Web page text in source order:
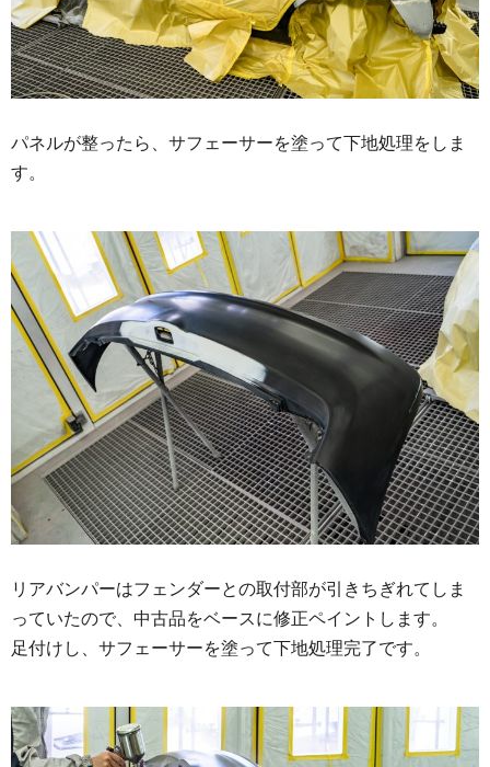
パネルが整ったら、サフェーサーを塗って下地処理をしま
す。
リアバンパーはフェンダーとの取付部が引きちぎれてしま
っていたので、中古品をベースに修正ペイントします。
足付けし、サフェーサーを塗って下地処理完了です。